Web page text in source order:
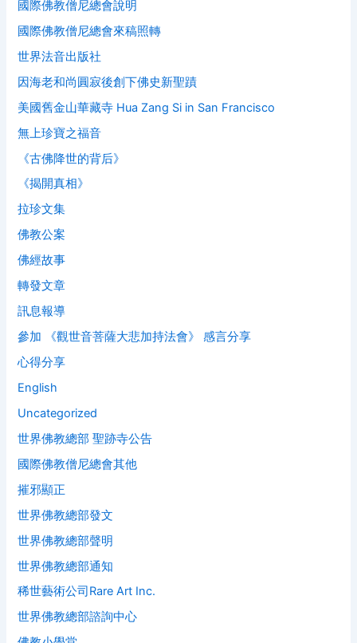
國際佛教僧尼總會說明
國際佛教僧尼總會來稿照轉
世界法音出版社
因海老和尚圓寂後創下佛史新聖蹟
美國舊金山華藏寺 Hua Zang Si in San Francisco
無上珍寶之福音
《古佛降世的背后》
《揭開真相》
拉珍文集
佛教公案
佛經故事
轉發文章
訊息報導
參加 《觀世音菩薩大悲加持法會》 感言分享
心得分享
English
Uncategorized
世界佛教總部 聖跡寺公告
國際佛教僧尼總會其他
摧邪顯正
世界佛教總部發文
世界佛教總部聲明
世界佛教總部通知
稀世藝術公司Rare Art Inc.
世界佛教總部諮詢中心